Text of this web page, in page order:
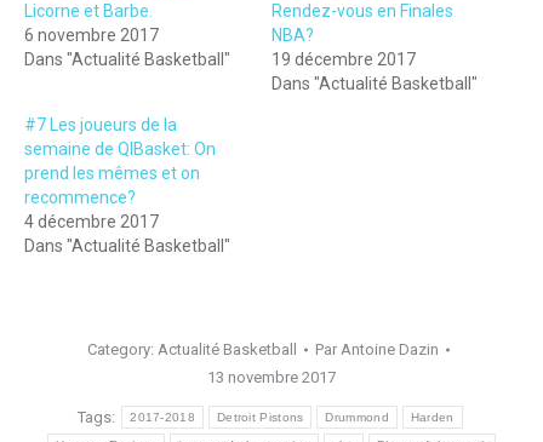
Licorne et Barbe.
6 novembre 2017
Dans "Actualité Basketball"
Rendez-vous en Finales
NBA?
19 décembre 2017
Dans "Actualité Basketball"
#7 Les joueurs de la
semaine de QIBasket: On
prend les mêmes et on
recommence?
4 décembre 2017
Dans "Actualité Basketball"
Category: Actualité Basketball Par Antoine Dazin
13 novembre 2017
Tags: 2017-2018 Detroit Pistons Drummond Harden